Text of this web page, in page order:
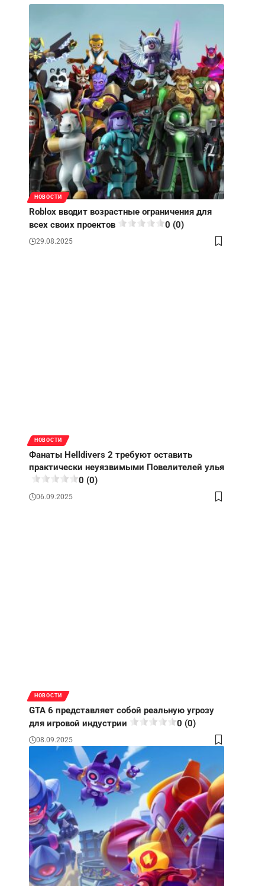
НОВОСТИ
Roblox вводит возрастные ограничения для
всех своих проектов
0 (0)
29.08.2025
НОВОСТИ
Фанаты Helldivers 2 требуют оставить
практически неуязвимыми Повелителей улья
0 (0)
06.09.2025
НОВОСТИ
GTA 6 представляет собой реальную угрозу
для игровой индустрии
0 (0)
08.09.2025